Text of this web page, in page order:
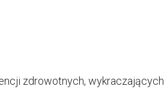
zdrowotnych, wykraczających